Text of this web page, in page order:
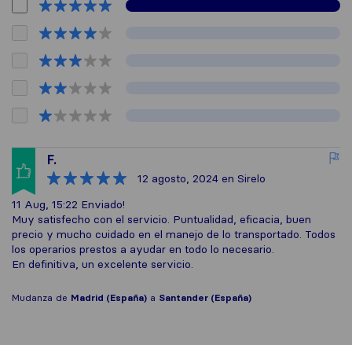
F.
12 agosto, 2024 en Sirelo
11 Aug, 15:22 Enviado!
Muy satisfecho con el servicio. Puntualidad, eficacia, buen
precio y mucho cuidado en el manejo de lo transportado. Todos
los operarios prestos a ayudar en todo lo necesario.
En definitiva, un excelente servicio.
Mudanza de Madrid (España) a Santander (España)